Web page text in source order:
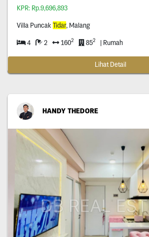
KPR: Rp.9,696,893
Villa Puncak Tidar, Malang
4 2 1602 852 | Rumah
Lihat Detail
HANDY THEDORE